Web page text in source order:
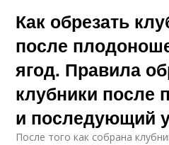
Как обрезать
после
ягод. Правила
клубники после
и последующий
После того как собрана